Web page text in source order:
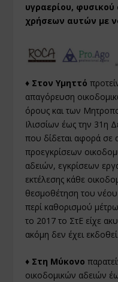
υγραερίου,
χρήσεων αυτών με
♦ Στον Υμηττό
απαγόρευση
όρους και των
Ιλισσίων έως την 31η
που δίδεται αφορά σε
προεγκρίσεων
αδειών, εγκρίσεων
εκτέλεσης κάθε
θεσμοθέτηση του
περί καθορισμού
το 2017 το ΣτΕ είχε
ακόμη δεν έχει
♦ Στη Μύκονο
οικοδομικών αδειών